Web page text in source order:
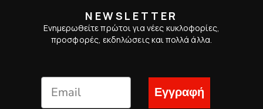
NEWSLETTER
Ενημερωθείτε πρώτοι για νέες κυκλοφορίες,
προσφορές, εκδηλώσεις και πολλά άλλα.
Εγγραφή